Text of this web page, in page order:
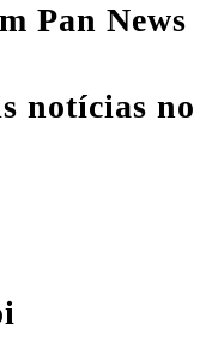
Pan News
notícias no